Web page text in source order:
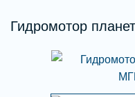
Гидромотор